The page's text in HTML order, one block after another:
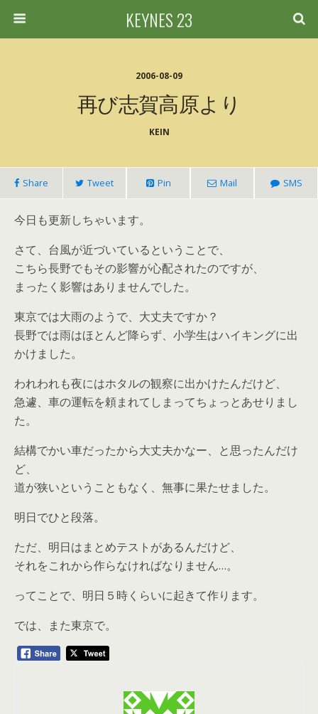
KEYNES 23
2006-08-09
再び志賀高原より
KEIN
Share Tweet Pin Mail SMS
今日も更新しちゃいます。
さて、台風が近づいているということで、
こちら長野でもその影響が心配されたのですが、
まったく影響はありませんでした。
東京では大雨のようで、大丈夫ですか？
長野では雨はほとんど降らず、小学生はハイキングに出
かけました。
われわれも夜にはホタルの観察に出かけたんだけど、
急遽、車の運転を頼まれてしまってちょっとあせりまし
た。
結構でかい車だったから大丈夫かなー、と思ったんだけ
ど、
道が狭いということもなく、無事に果たせました。
明日でひと段落。
ただ、明日はまとめテストがあるんだけど、
それをこれから作らなければなりません…。
ってことで、明日５時くらいに起きて作ります。
では、また東京で。